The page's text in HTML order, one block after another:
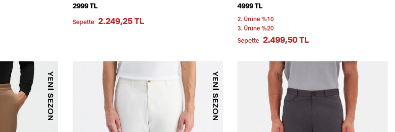
2999 TL
Sepette 2.249,25 TL
4999 TL
2. Ürüne %10
3. Ürüne %20
Sepette 2.499,50 TL